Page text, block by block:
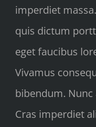
imperdiet
quis dictum
eget faucibus
Vivamus
bibendum.
Cras imperdiet